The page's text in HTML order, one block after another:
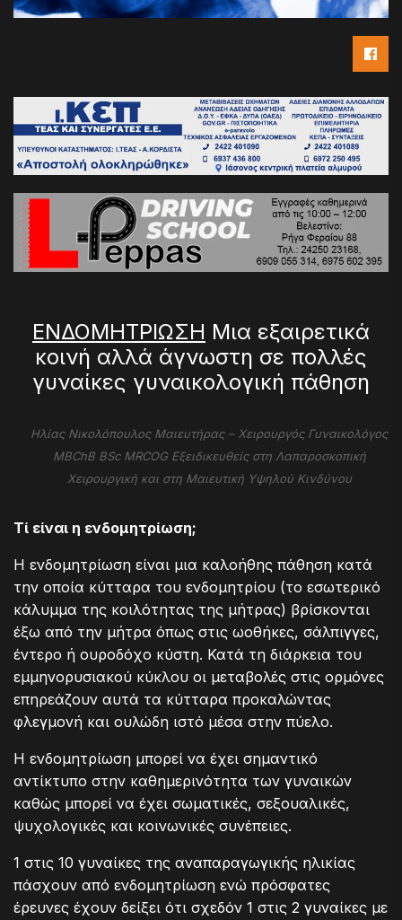
ΕΝΔΟΜΗΤΡΙΩΣΗ Μια εξαιρετικά
κοινή αλλά άγνωστη σε πολλές
γυναίκες γυναικολογική πάθηση
Ηλίας Νικολόπουλος Μαιευτήρας – Χειρουργός Γυναικολόγος
MBChB BSc MRCOG Εξειδικευθείς στη Λαπαροσκοπική
Χειρουργική και στη Μαιευτική Υψηλού Κινδύνου
Τί είναι η ενδομητρίωση;
Η ενδομητρίωση είναι μια καλοήθης πάθηση κατά
την οποία κύτταρα του ενδομητρίου (το εσωτερικό
κάλυμμα της κοιλότητας της μήτρας) βρίσκονται
έξω από την μήτρα όπως στις ωοθήκες, σάλπιγγες,
έντερο ή ουροδόχο κύστη. Κατά τη διάρκεια του
εμμηνορυσιακού κύκλου οι μεταβολές στις ορμόνες
επηρεάζουν αυτά τα κύτταρα προκαλώντας
φλεγμονή και ουλώδη ιστό μέσα στην πύελο.
Η ενδομητρίωση μπορεί να έχει σημαντικό
αντίκτυπο στην καθημερινότητα των γυναικών
καθώς μπορεί να έχει σωματικές, σεξουαλικές,
ψυχολογικές και κοινωνικές συνέπειες.
1 στις 10 γυναίκες της αναπαραγωγικής ηλικίας
πάσχουν από ενδομητρίωση ενώ πρόσφατες
έρευνες έχουν δείξει ότι σχεδόν 1 στις 2 γυναίκες με